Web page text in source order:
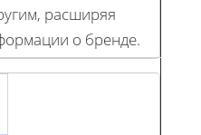
расширяя
о бренде.